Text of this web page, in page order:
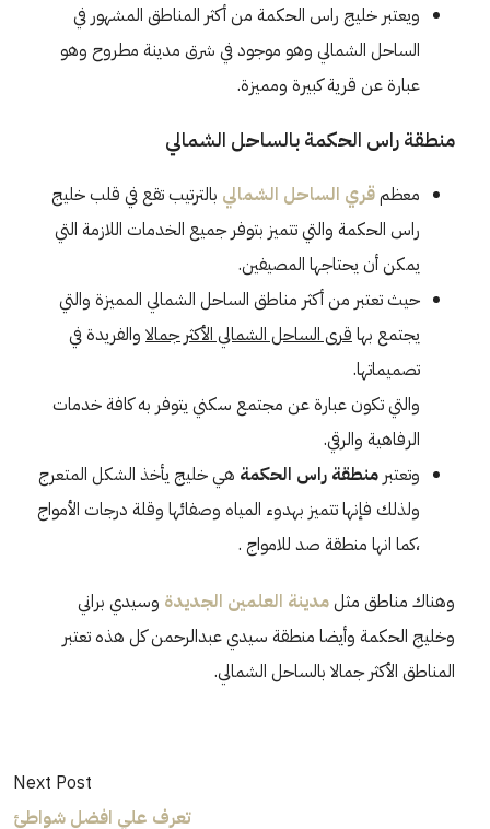
ويعتبر خليج راس الحكمة من أكثر المناطق المشهور في
الساحل الشمالي وهو موجود في شرق مدينة مطروح وهو
عبارة عن قرية كبيرة ومميزة.
منطقة راس الحكمة بالساحل الشمالي
معظمقري الساحل الشمالي بالترتيب تقع في قلب خليج
راس الحكمة والتي تتميز بتوفر جميع الخدمات اللازمة التي
يمكن أن يحتاجها المصيفين.
حيث تعتبر من أكثر مناطق الساحل الشمالي المميزة والتي
يجتمع بها قرى الساحل الشمالي الأكثر جمالا والفريدة في
تصميماتها.
والتي تكون عبارة عن مجتمع سكني يتوفر به كافة خدمات
الرفاهية والرقي.
وتعتبر منطقة راس الحكمة هي خليج يأخذ الشكل المتعرج
ولذلك فإنها تتميز بهدوء المياه وصفائها وقلة درجات الأمواج
،كما انها منطقة صد للامواج .
وهناك مناطق مثلمدينة العلمين الجديدة وسيدي براني
وخليج الحكمة وأيضا منطقة سيدي عبدالرحمن كل هذه تعتبر
المناطق الأكثر جمالا بالساحل الشمالي.
Next Post
تعرف علي افضل شواطئ